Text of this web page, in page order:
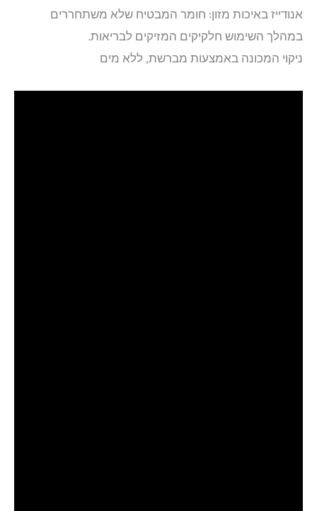
אנודייז באיכות מזון: חומר המבטיח שלא משתחררים
במהלך השימוש חלקיקים המזיקים לבריאות.
ניקוי המכונה באמצעות מברשת, ללא מים